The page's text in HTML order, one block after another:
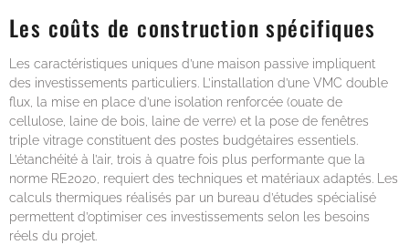
Les coûts de construction spécifiques
Les caractéristiques uniques d’une maison passive impliquent
des investissements particuliers. L’installation d’une VMC double
flux, la mise en place d’une isolation renforcée (ouate de
cellulose, laine de bois, laine de verre) et la pose de fenêtres
triple vitrage constituent des postes budgétaires essentiels.
L’étanchéité à l’air, trois à quatre fois plus performante que la
norme RE2020, requiert des techniques et matériaux adaptés. Les
calculs thermiques réalisés par un bureau d’études spécialisé
permettent d’optimiser ces investissements selon les besoins
réels du projet.